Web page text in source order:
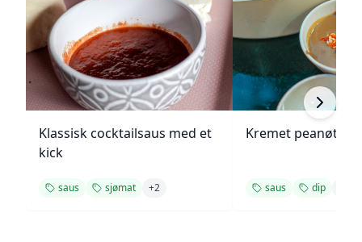
Klassisk cocktailsaus med et
kick
saus sjømat +2
Kremet
saus dip